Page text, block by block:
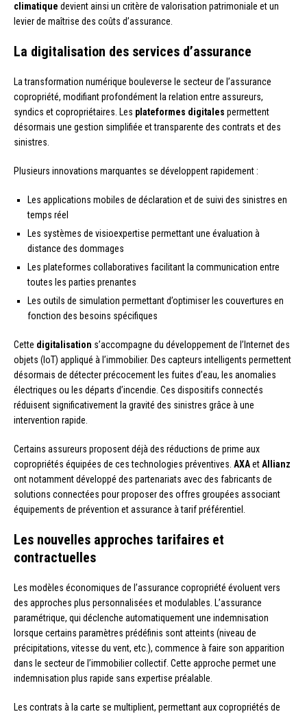
climatique devient ainsi un critère de valorisation patrimoniale et un
levier de maîtrise des coûts d’assurance.
La digitalisation des services d’assurance
La transformation numérique bouleverse le secteur de l’assurance
copropriété, modifiant profondément la relation entre assureurs,
syndics et copropriétaires. Les plateformes digitales permettent
désormais une gestion simplifiée et transparente des contrats et des
sinistres.
Plusieurs innovations marquantes se développent rapidement :
Les applications mobiles de déclaration et de suivi des sinistres en
temps réel
Les systèmes de visioexpertise permettant une évaluation à
distance des dommages
Les plateformes collaboratives facilitant la communication entre
toutes les parties prenantes
Les outils de simulation permettant d’optimiser les couvertures en
fonction des besoins spécifiques
Cette digitalisation s’accompagne du développement de l’Internet des
objets (IoT) appliqué à l’immobilier. Des capteurs intelligents permettent
désormais de détecter précocement les fuites d’eau, les anomalies
électriques ou les départs d’incendie. Ces dispositifs connectés
réduisent significativement la gravité des sinistres grâce à une
intervention rapide.
Certains assureurs proposent déjà des réductions de prime aux
copropriétés équipées de ces technologies préventives. AXAetAllianz
ont notamment développé des partenariats avec des fabricants de
solutions connectées pour proposer des offres groupées associant
équipements de prévention et assurance à tarif préférentiel.
Les nouvelles approches tarifaires et
contractuelles
Les modèles économiques de l’assurance copropriété évoluent vers
des approches plus personnalisées et modulables. L’assurance
paramétrique, qui déclenche automatiquement une indemnisation
lorsque certains paramètres prédéfinis sont atteints (niveau de
précipitations, vitesse du vent, etc.), commence à faire son apparition
dans le secteur de l’immobilier collectif. Cette approche permet une
indemnisation plus rapide sans expertise préalable.
Les contrats à la carte se multiplient, permettant aux copropriétés de